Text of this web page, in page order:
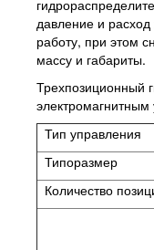
давление и
работу, при этом
массу и габариты.
Трехпозиционный
Тип
Типоразмер
Количество